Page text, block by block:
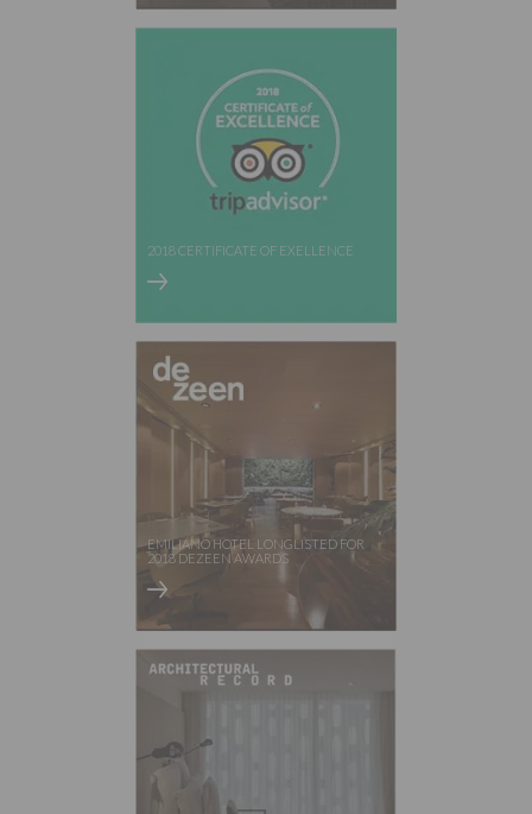
2018 CERTIFICATE OF EXELLENCE
EMILIANO HOTEL LONGLISTED FOR
2018 DEZEEN AWARDS